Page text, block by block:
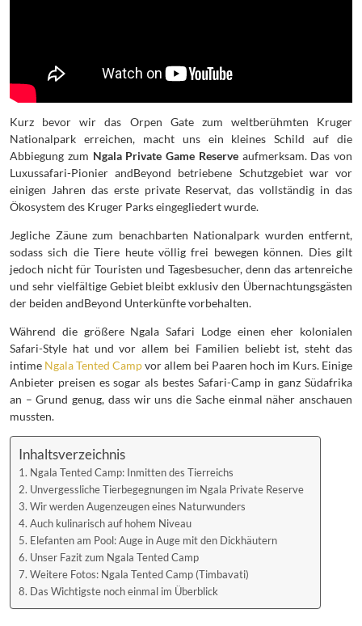
Kurz bevor wir das Orpen Gate zum weltberühmten Kruger
Nationalpark erreichen, macht uns ein kleines Schild auf die
Abbiegung zum Ngala Private Game Reserveaufmerksam. Das von
Luxussafari-Pionier andBeyond betriebene Schutzgebiet war vor
einigen Jahren das erste private Reservat, das vollständig in das
Ökosystem des Kruger Parks eingegliedert wurde.
Jegliche Zäune zum benachbarten Nationalpark wurden entfernt,
sodass sich die Tiere heute völlig frei bewegen können. Dies gilt
jedoch nicht für Touristen und Tagesbesucher, denn das artenreiche
und sehr vielfältige Gebiet bleibt exklusiv den Übernachtungsgästen
der beiden andBeyond Unterkünfte vorbehalten.
Während die größere Ngala Safari Lodge einen eher kolonialen
Safari-Style hat und vor allem bei Familien beliebt ist, steht das
intime Ngala Tented Campvor allem bei Paaren hoch im Kurs. Einige
Anbieter preisen es sogar als bestes Safari-Camp in ganz Südafrika
an – Grund genug, dass wir uns die Sache einmal näher anschauen
mussten.
Inhaltsverzeichnis
Ngala Tented Camp: Inmitten des Tierreichs
Unvergessliche Tierbegegnungen im Ngala Private Reserve
Wir werden Augenzeugen eines Naturwunders
Auch kulinarisch auf hohem Niveau
Elefanten am Pool: Auge in Auge mit den Dickhäutern
Unser Fazit zum Ngala Tented Camp
Weitere Fotos: Ngala Tented Camp (Timbavati)
Das Wichtigste noch einmal im Überblick